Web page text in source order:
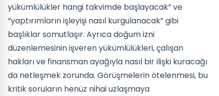
yükümlülükler hangi takvimde başlayacak” ve
“yaptırımların işleyişi nasıl kurgulanacak” gibi
başlıklar somutlaşır. Ayrıca doğum izni
düzenlemesinin işveren yükümlülükleri, çalışan
hakları ve finansman ayağıyla nasıl bir ilişki kuracağı
da netleşmek zorunda. Görüşmelerin ötelenmesi, bu
kritik soruların henüz nihai uzlaşmaya